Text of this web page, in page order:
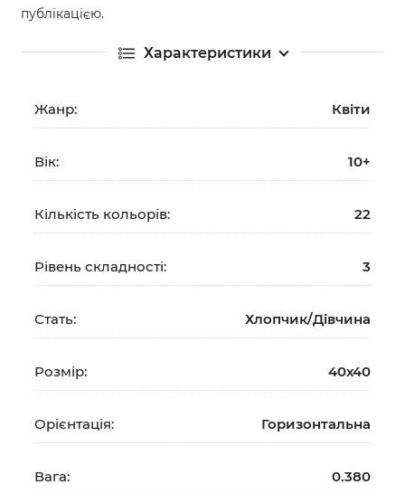
публікацією.
Характеристики
Жанр: Квіти
Вік: 10+
Кількість кольорів: 22
Рівень складності: 3
Стать: Хлопчик/Дiвчина
Розмір: 40х40
Орієнтація: Горизонтальна
Вага: 0.380